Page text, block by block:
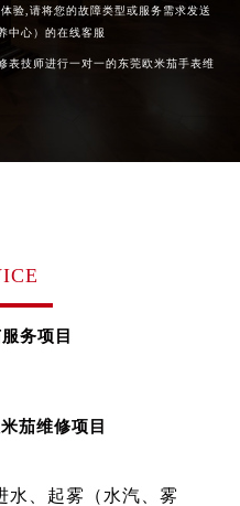
验,请将您的故障类型或服务需求发送
中心）的在线客服
表技师进行一对一的东莞欧米茄手表维
务项目
茄维修项目
水、起雾（水汽、雾